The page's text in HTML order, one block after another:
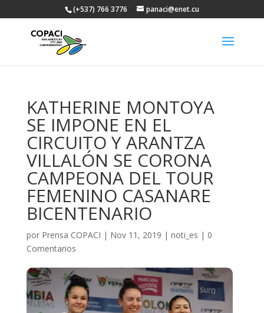
(+537) 766 3776 panaci@enet.cu
KATHERINE MONTOYA
SE IMPONE EN EL
CIRCUITO Y ARANTZA
VILLALÓN SE CORONA
CAMPEONA DEL TOUR
FEMENINO CASANARE
BICENTENARIO
por Prensa COPACI | Nov 11, 2019 | noti_es | 0
Comentarios